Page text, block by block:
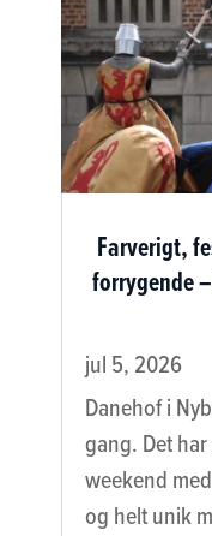
Farverigt,
forrygende
jul 5, 2026
Danehof i
gang. Det
weekend
og helt unik